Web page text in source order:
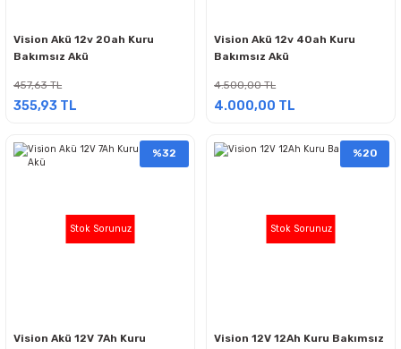
Vision Akü 12v 20ah Kuru
Bakımsız Akü
457,63 TL
355,93 TL
Vision Akü 12v 40ah Kuru
Bakımsız Akü
4.500,00 TL
4.000,00 TL
Stok Sorunuz
%32
Vision Akü 12V 7Ah Kuru
Stok Sorunuz
%20
Vision 12V 12Ah Kuru Bakımsız